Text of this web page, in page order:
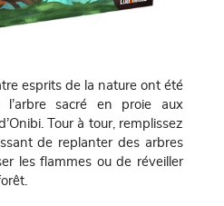
esprits de la nature ont été
l’arbre sacré en proie aux
Tour à tour, remplissez
de replanter des arbres
les flammes ou de réveiller